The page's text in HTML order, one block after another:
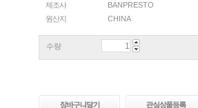
제조사
BANPRESTO
원산지
CHINA
수량